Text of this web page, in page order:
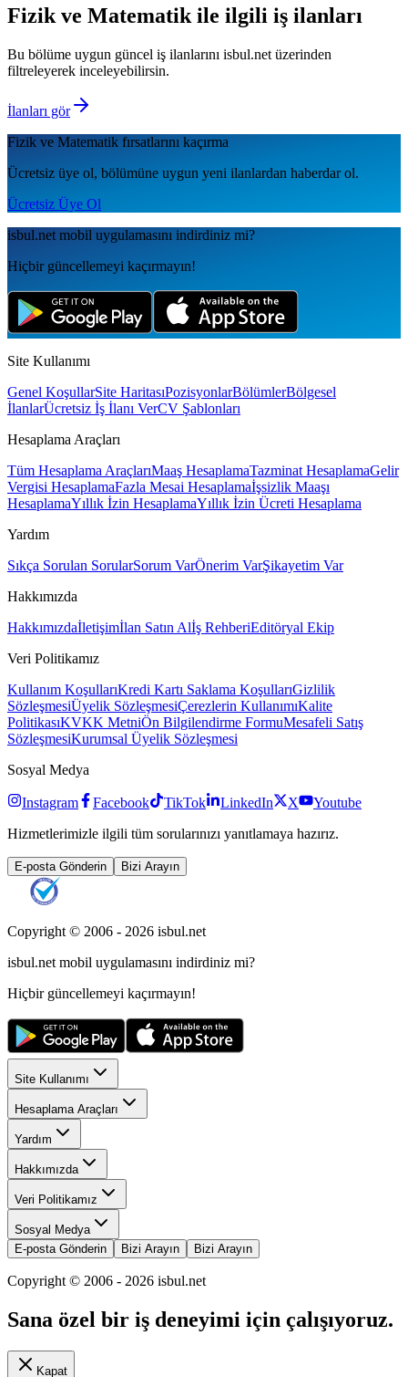
Fizik ve Matematikile ilgili iş ilanları
Bu bölüme uygun güncel iş ilanlarını isbul.net üzerinden
filtreleyerek inceleyebilirsin.
İlanları gör
Fizik ve Matematik fırsatlarını kaçırma
Ücretsiz üye ol, bölümüne uygun yeni ilanlardan haberdar ol.
Ücretsiz Üye Ol
isbul.net mobil uygulamаsını indirdiniz mi?
Hiçbir güncellemeyi kaçırmayın!
Site Kullanımı
Genel KoşullarSite HaritasıPozisyonlarBölümlerBölgesel
İlanlarÜcretsiz İş İlanı VerCV Şablonları
Hesaplama Araçları
Tüm Hesaplama AraçlarıMaaş HesaplamaTazminat HesaplamaGelir
Vergisi HesaplamaFazla Mesai Hesaplamaİşsizlik Maaşı
HesaplamaYıllık İzin HesaplamaYıllık İzin Ücreti Hesaplama
Yardım
Sıkça Sorulan SorularSorum VarÖnerim VarŞikayetim Var
Hakkımızda
Hakkımızdaİletişimİlan Satın Alİş RehberiEditöryal Ekip
Veri Politikamız
Kullanım KoşullarıKredi Kartı Saklama KoşullarıGizlilik
SözleşmesiÜyelik SözleşmesiÇerezlerin KullanımıKalite
PolitikasıKVKK MetniÖn Bilgilendirme FormuMesafeli Satış
SözleşmesiKurumsal Üyelik Sözleşmesi
Sosyal Medya
Instagram Facebook TikTok LinkedIn X
Youtube
Hizmetlerimizle ilgili tüm sorularınızı yanıtlamaya hazırız.
E-posta Gönderin Bizi Arayın
Copyright © 2006 - 2026 isbul.net
isbul.net mobil uygulamasını indirdiniz mi?
Hiçbir güncellemeyi kaçırmayın!
Site Kullanımı
Hesaplama Araçları
Yardım
Hakkımızda
Veri Politikamız
Sosyal Medya
E-posta Gönderin
Bizi Arayın Bizi Arayın
Copyright © 2006 - 2026 isbul.net
Sana özel bir iş deneyimi için çalışıyoruz.
Kapat